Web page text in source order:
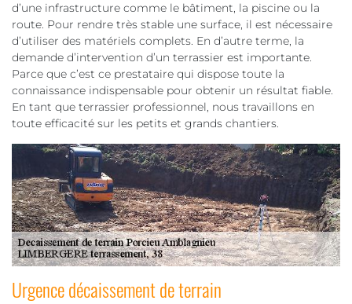
d’une infrastructure comme le bâtiment, la piscine ou la
route. Pour rendre très stable une surface, il est nécessaire
d’utiliser des matériels complets. En d’autre terme, la
demande d’intervention d’un terrassier est importante.
Parce que c’est ce prestataire qui dispose toute la
connaissance indispensable pour obtenir un résultat fiable.
En tant que terrassier professionnel, nous travaillons en
toute efficacité sur les petits et grands chantiers.
Urgence décaissement de terrain